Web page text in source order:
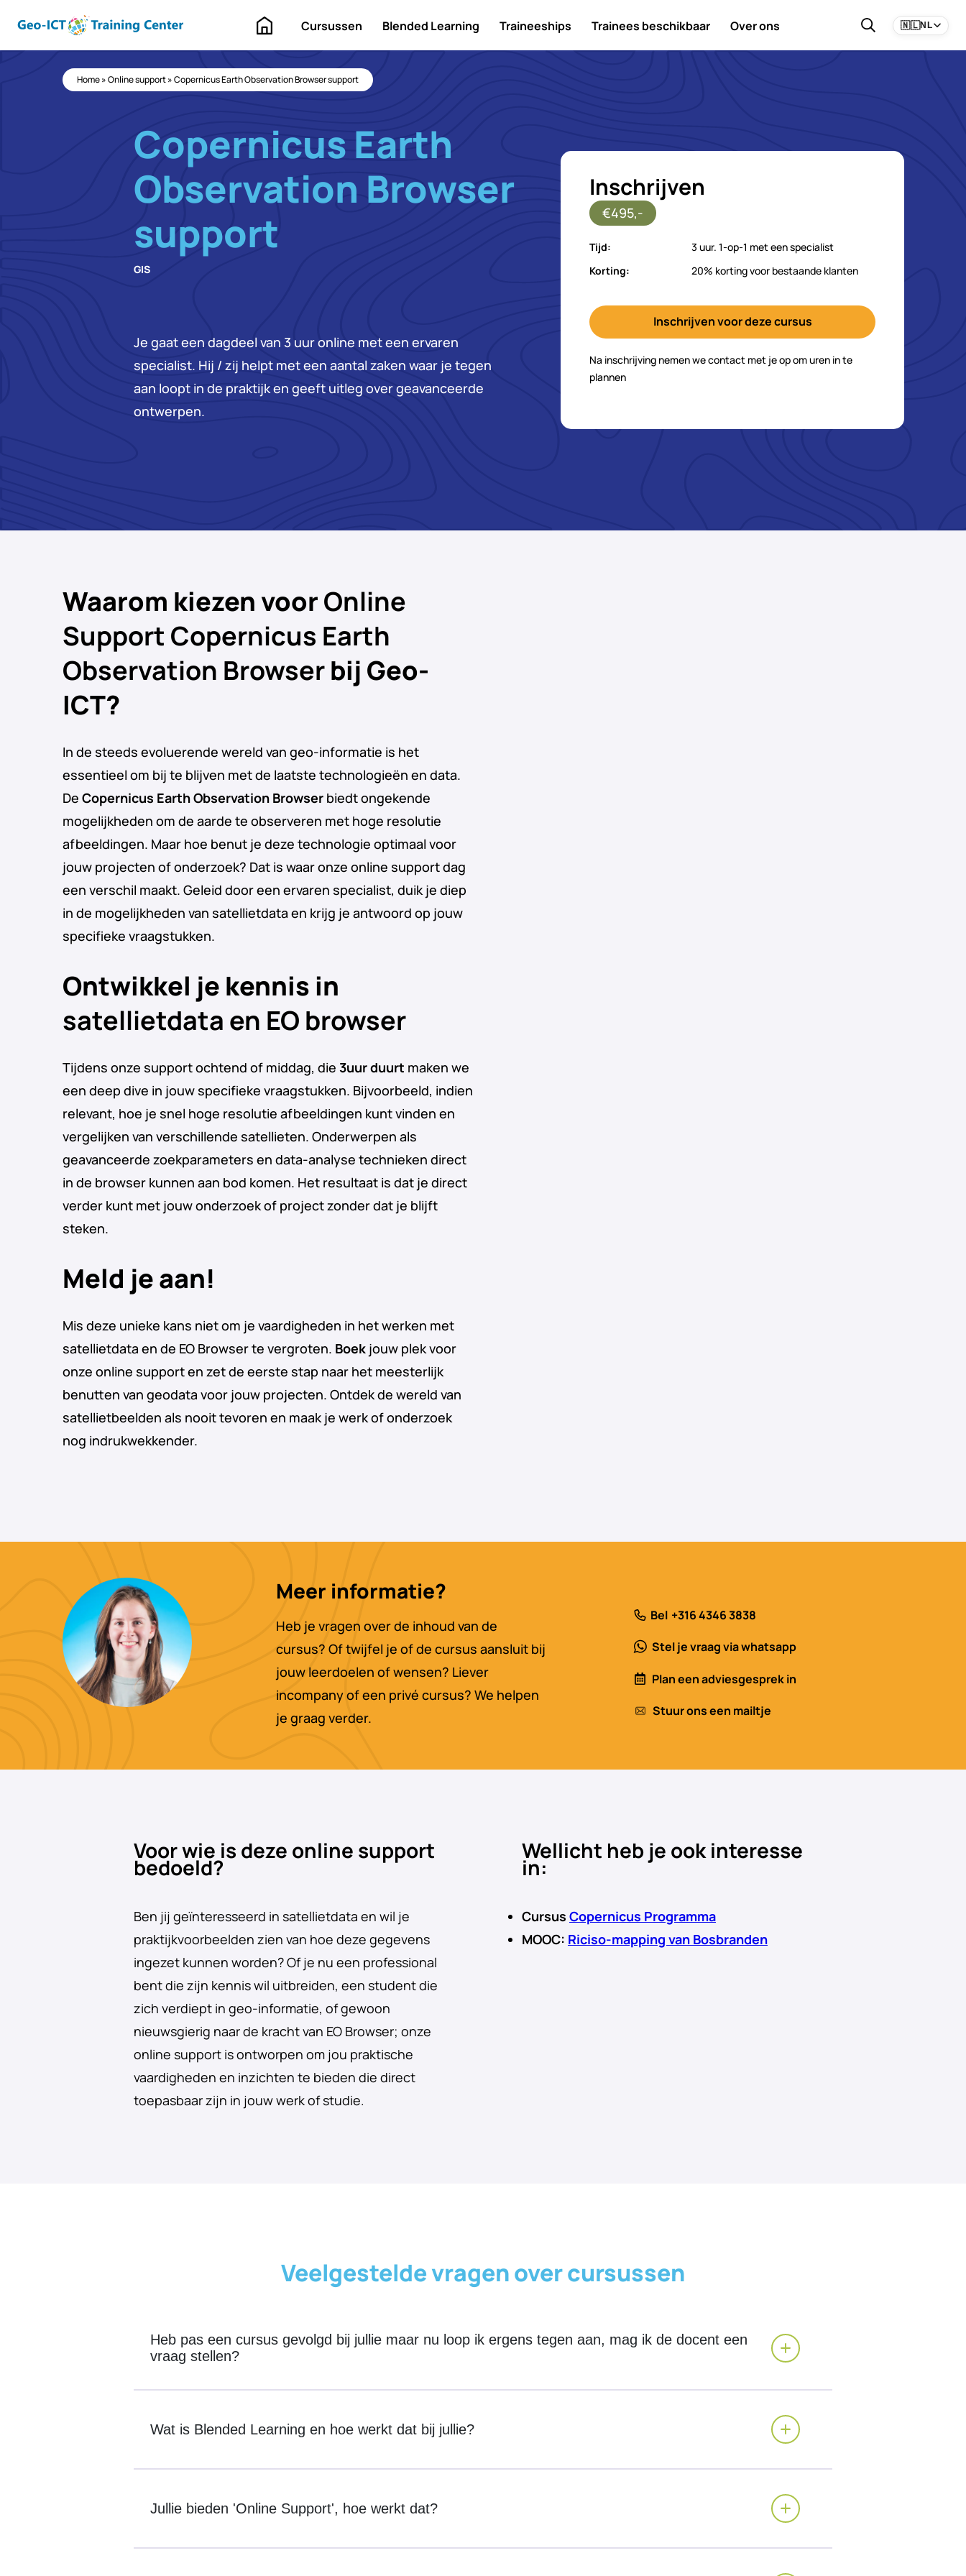
Home Cursussen Blended Learning Traineeships Trainees beschikbaar Over ons 🇳🇱NL
Home»Online support»Copernicus Earth Observation Browser support
Copernicus Earth
Observation Browser
support
GIS
Je gaat een dagdeel van 3 uur online met een ervaren
specialist. Hij / zij helpt met een aantal zaken waar je tegen
aan loopt in de praktijk en geeft uitleg over geavanceerde
ontwerpen.
Waarom kiezen voorOnline
Support Copernicus Earth
Observation Browserbij Geo-
ICT?
In de steeds evoluerende wereld van geo-informatie is het
essentieel om bij te blijven met de laatste technologieën en data.
De Copernicus Earth Observation Browser biedt ongekende
mogelijkheden om de aarde te observeren met hoge resolutie
afbeeldingen. Maar hoe benut je deze technologie optimaal voor
jouw projecten of onderzoek? Dat is waar onze online support dag
een verschil maakt. Geleid door een ervaren specialist, duik je diep
in de mogelijkheden van satellietdata en krijg je antwoord op jouw
specifieke vraagstukken.
Ontwikkel je kennis in
satellietdata en EO browser
Tijdens onze support ochtend of middag, die 3uur duurt maken we
een deep dive in jouw specifieke vraagstukken. Bijvoorbeeld, indien
relevant, hoe je snel hoge resolutie afbeeldingen kunt vinden en
vergelijken van verschillende satellieten. Onderwerpen als
geavanceerde zoekparameters en data-analyse technieken direct
in de browser kunnen aan bod komen. Het resultaat is dat je direct
verder kunt met jouw onderzoek of project zonder dat je blijft
steken.
Meld je aan!
Mis deze unieke kans niet om je vaardigheden in het werken met
satellietdata en de EO Browser te vergroten. Boek jouw plek voor
onze online support en zet de eerste stap naar het meesterlijk
benutten van geodata voor jouw projecten. Ontdek de wereld van
satellietbeelden als nooit tevoren en maak je werk of onderzoek
nog indrukwekkender.
Inschrijven
€495,-
Tijd:
3 uur. 1-op-1 met een specialist
Korting:
20% korting voor bestaande klanten
Inschrijven voor deze cursus
Na inschrijving nemen we contact met je op om uren in te
plannen
Meer informatie?
Heb je vragen over de inhoud van de
cursus? Of twijfel je of de cursus aansluit bij
jouw leerdoelen of wensen? Liever
incompany of een privé cursus? We helpen
je graag verder.
Bel +316 4346 3838
Stel je vraag via whatsapp
Plan een adviesgesprek in
Stuur ons een mailtje
Voor wie is deze online support
bedoeld?
Ben jij geïnteresseerd in satellietdata en wil je
praktijkvoorbeelden zien van hoe deze gegevens
ingezet kunnen worden? Of je nu een professional
bent die zijn kennis wil uitbreiden, een student die
zich verdiept in geo-informatie, of gewoon
nieuwsgierig naar de kracht van EO Browser; onze
online support is ontworpen om jou praktische
vaardigheden en inzichten te bieden die direct
toepasbaar zijn in jouw werk of studie.
Wellicht heb je ook interesse
in:
Cursus Copernicus Programma
MOOC: Riciso-mapping van Bosbranden
Veelgestelde vragen over cursussen
Heb pas een cursus gevolgd bij jullie maar nu loop ik ergens tegen aan, mag ik de docent een
vraag stellen?
Wat is Blended Learning en hoe werkt dat bij jullie?
Jullie bieden 'Online Support', hoe werkt dat?